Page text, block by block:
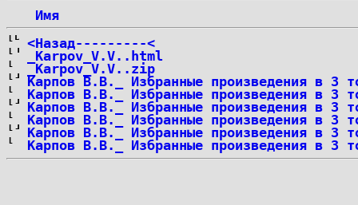
Имя
<Назад---------<
_Karpov_V.V..html
_Karpov_V.V..zip
Карпов В.В._ Избранные произведения в
Карпов В.В._ Избранные произведения в
Карпов В.В._ Избранные произведения в
Карпов В.В._ Избранные произведения в
Карпов В.В._ Избранные произведения в
Карпов В.В._ Избранные произведения в